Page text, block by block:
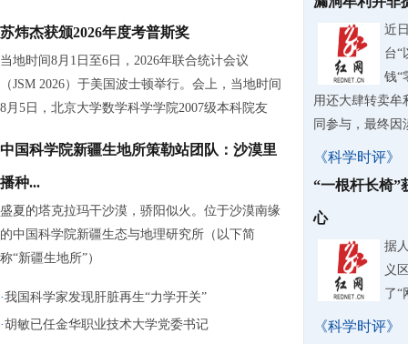
苏炜杰获颁2026年度考普斯奖
当地时间8月1日至6日，2026年联合统计会议
（JSM 2026）于美国波士顿举行。会上，当地时间
8月5日，北京大学数学科学学院2007级本科院友
中国科学院新疆生地所策勒站团队：沙漠里
播种...
盛夏的塔克拉玛干沙漠，骄阳似火。位于沙漠南缘
的中国科学院新疆生态与地理研究所（以下简
称“新疆生地所”）
·我国科学家发现肝脏再生“力学开关”
·胡敏已任金华职业技术大学党委书记
近
台“
钱“
用还大肆转卖牟
同参与，最终因
《科学时评》
“一根杆长椅”
心
据
义
了“
《科学时评》